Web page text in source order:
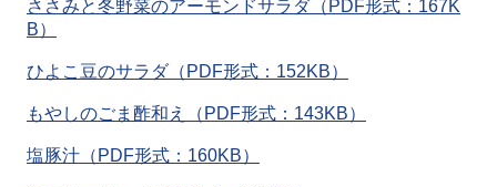
ささみと冬野菜のアーモンドサラダ（PDF形式：167K
B）
ひよこ豆のサラダ（PDF形式：152KB）
もやしのごま酢和え（PDF形式：143KB）
塩豚汁（PDF形式：160KB）